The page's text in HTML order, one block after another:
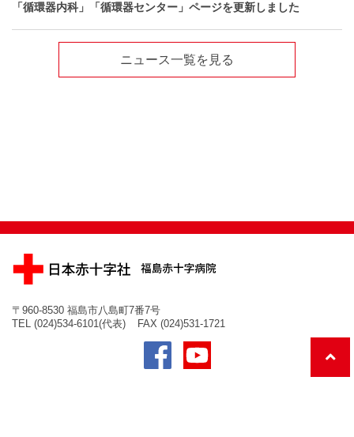
「循環器内科」「循環器センター」ページを更新しました
ニュース一覧を見る
〒960-8530 福島市八島町7番7号
TEL (024)534-6101(代表)
FAX (024)531-1721